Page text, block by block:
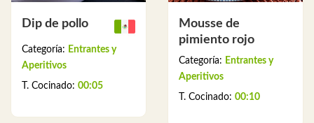
Dip de pollo
Categoría: Entrantes y
Aperitivos
T. Cocinado: 00:05
Mousse de
pimiento rojo
Categoría: Entrantes y
Aperitivos
T. Cocinado: 00:10